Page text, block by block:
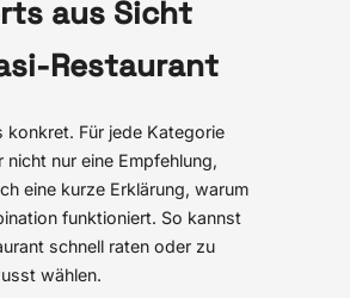
aus Sicht
Restaurant
konkret. Für jede Kategorie
nicht nur eine Empfehlung,
eine kurze Erklärung, warum
funktioniert. So kannst
schnell raten oder zu
wählen.